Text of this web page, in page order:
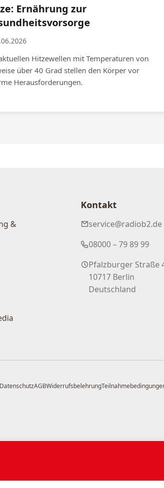
Ernährung zur
Hitzewellen mit Temperaturen von
über 40 Grad stellen den Körper vor
Herausforderungen.
&
Kontakt
service@radiob2.de
08000 – 79 89 99
Pfalzburger Straße
10717 Berlin
Deutschland
AGBWiderrufsbelehrung